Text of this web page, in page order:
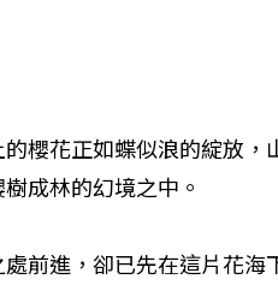
櫻花正如蝶似浪的綻放
成林的幻境之中。
前進，卻已先在這片花